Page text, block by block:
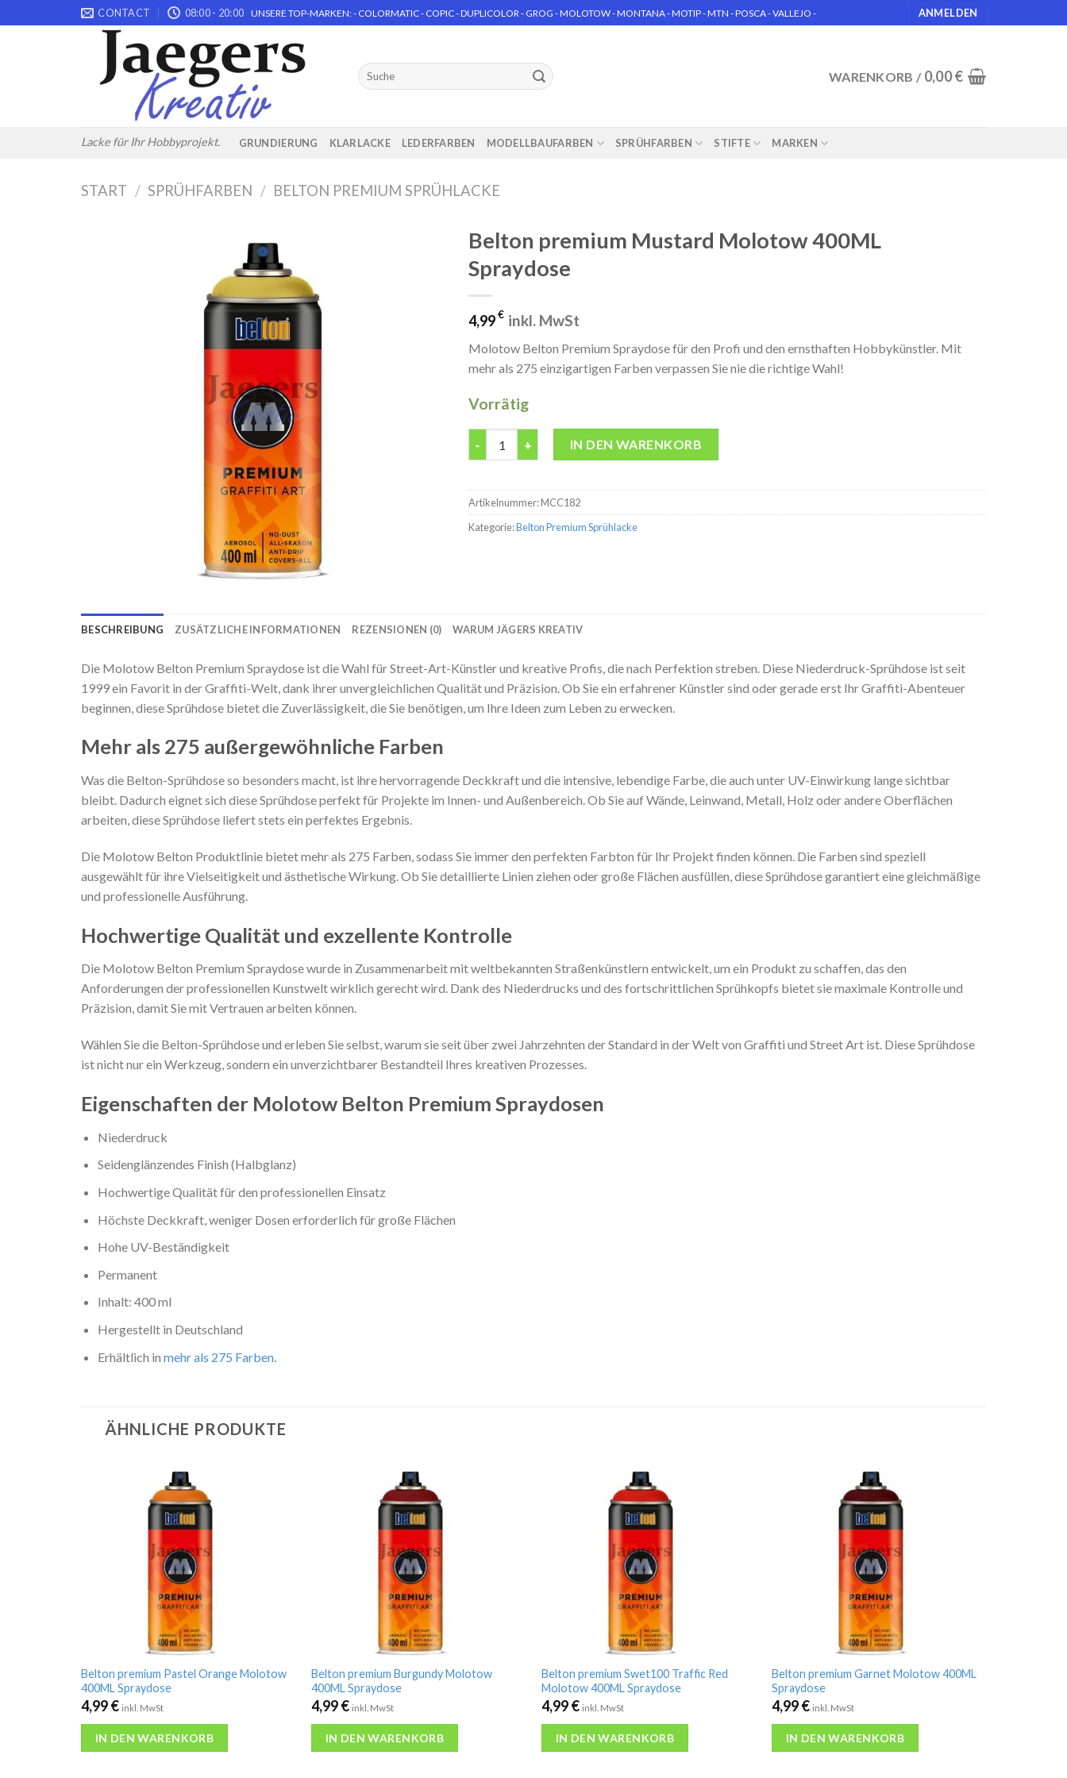
to
CONTACT 08:00 - 20:00 UNSERE TOP-MARKEN: - COLORMATIC - COPIC - DUPLICOLOR - GROG - MOLOTOW - MONTANA - MOTIP - MTN - POSCA - VALLEJO - ANMELDEN
Lacke für Ihr Hobbyprojekt.
Suchen
nach:
WARENKORB / 0,00€
GRUNDIERUNG KLARLACKE LEDERFARBEN MODELLBAUFARBEN SPRÜHFARBEN STIFTE MARKEN
START / SPRÜHFARBEN / BELTON PREMIUM SPRÜHLACKE
Belton premium Mustard Molotow 400ML
Spraydose
4,99€ inkl. MwSt
Molotow Belton Premium Spraydose für den Profi und den ernsthaften Hobbykünstler. Mit
mehr als 275 einzigartigen Farben verpassen Sie nie die richtige Wahl!
Vorrätig
IN DEN WARENKORB
Artikelnummer:MCC182
Kategorie:Belton Premium Sprühlacke
BESCHREIBUNG ZUSÄTZLICHE INFORMATIONEN REZENSIONEN (0) WARUM JÄGERS KREATIV
Die Molotow Belton Premium Spraydose ist die Wahl für Street-Art-Künstler und kreative Profis, die nach Perfektion streben. Diese Niederdruck-Sprühdose ist seit
1999 ein Favorit in der Graffiti-Welt, dank ihrer unvergleichlichen Qualität und Präzision. Ob Sie ein erfahrener Künstler sind oder gerade erst Ihr Graffiti-Abenteuer
beginnen, diese Sprühdose bietet die Zuverlässigkeit, die Sie benötigen, um Ihre Ideen zum Leben zu erwecken.
Mehr als 275 außergewöhnliche Farben
Was die Belton-Sprühdose so besonders macht, ist ihre hervorragende Deckkraft und die intensive, lebendige Farbe, die auch unter UV-Einwirkung lange sichtbar
bleibt. Dadurch eignet sich diese Sprühdose perfekt für Projekte im Innen- und Außenbereich. Ob Sie auf Wände, Leinwand, Metall, Holz oder andere Oberflächen
arbeiten, diese Sprühdose liefert stets ein perfektes Ergebnis.
Die Molotow Belton Produktlinie bietet mehr als 275 Farben, sodass Sie immer den perfekten Farbton für Ihr Projekt finden können. Die Farben sind speziell
ausgewählt für ihre Vielseitigkeit und ästhetische Wirkung. Ob Sie detaillierte Linien ziehen oder große Flächen ausfüllen, diese Sprühdose garantiert eine gleichmäßige
und professionelle Ausführung.
Hochwertige Qualität und exzellente Kontrolle
Die Molotow Belton Premium Spraydose wurde in Zusammenarbeit mit weltbekannten Straßenkünstlern entwickelt, um ein Produkt zu schaffen, das den
Anforderungen der professionellen Kunstwelt wirklich gerecht wird. Dank des Niederdrucks und des fortschrittlichen Sprühkopfs bietet sie maximale Kontrolle und
Präzision, damit Sie mit Vertrauen arbeiten können.
Wählen Sie die Belton-Sprühdose und erleben Sie selbst, warum sie seit über zwei Jahrzehnten der Standard in der Welt von Graffiti und Street Art ist. Diese Sprühdose
ist nicht nur ein Werkzeug, sondern ein unverzichtbarer Bestandteil Ihres kreativen Prozesses.
Eigenschaften der Molotow Belton Premium Spraydosen
Niederdruck
Seidenglänzendes Finish (Halbglanz)
Hochwertige Qualität für den professionellen Einsatz
Höchste Deckkraft, weniger Dosen erforderlich für große Flächen
Hohe UV-Beständigkeit
Permanent
Inhalt: 400 ml
Hergestellt in Deutschland
Erhältlich in mehr als 275 Farben.
ÄHNLICHE PRODUKTE
Belton premium Pastel Orange Molotow
400ML Spraydose
4,99€ inkl. MwSt
IN DEN WARENKORB
Belton premium Burgundy Molotow
400ML Spraydose
4,99€ inkl. MwSt
IN DEN WARENKORB
Belton premium Swet100 Traffic Red
Molotow 400ML Spraydose
4,99€ inkl. MwSt
IN DEN WARENKORB
Belton premium Garnet Molotow 400ML
Spraydose
4,99€ inkl. MwSt
IN DEN WARENKORB